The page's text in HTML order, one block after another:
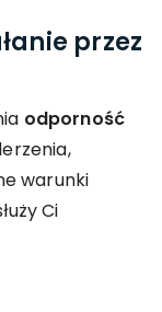
przez
odporność
warunki
Ci